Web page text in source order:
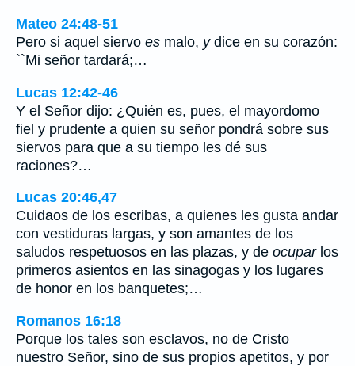
Mateo 24:48-51
Pero si aquel siervo es malo, ydice en su corazón:
``Mi señor tardará;…
Lucas 12:42-46
Y el Señor dijo: ¿Quién es, pues, el mayordomo
fiel y prudente a quien su señor pondrá sobre sus
siervos para que a su tiempo les dé sus
raciones?…
Lucas 20:46,47
Cuidaos de los escribas, a quienes les gusta andar
con vestiduras largas, y son amantes de los
saludos respetuosos en las plazas, y de ocuparlos
primeros asientos en las sinagogas y los lugares
de honor en los banquetes;…
Romanos 16:18
Porque los tales son esclavos, no de Cristo
nuestro Señor, sino de sus propios apetitos, y por